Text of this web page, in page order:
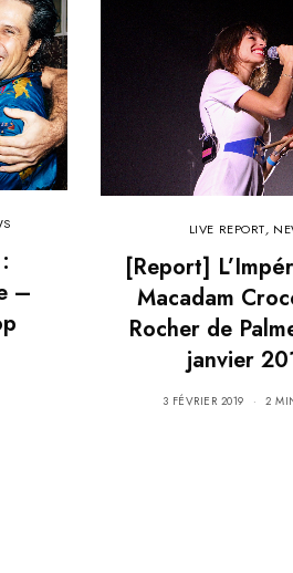
–
LIVE REPORT,
[Report]
Macadam
Rocher de
janvier
3 FÉVRIER 2019 2